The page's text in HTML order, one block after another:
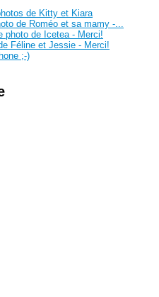
de Kitty et Kiara
de Roméo et sa mamy -...
photo de Icetea - Merci!
Féline et Jessie - Merci!
;-)